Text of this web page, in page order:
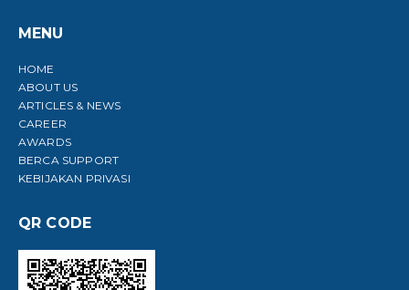
MENU
HOME
ABOUT US
ARTICLES & NEWS
CAREER
AWARDS
BERCA SUPPORT
KEBIJAKAN PRIVASI
QR CODE